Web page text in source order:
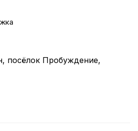
посёлок Пробуждение,